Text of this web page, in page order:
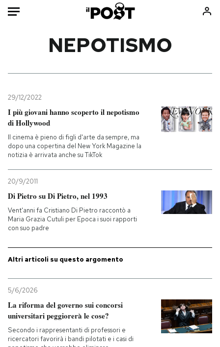
Mondo
Politica
Tecnologia
Internet
Scienza
Economia
Sport
Consumismi
Ok Boomer!
Mondiali calcio 2026
I MIEI PREFERITI
SHOP
NEPOTISMO
29/12/2022
I più giovani hanno scoperto il nepotismo
di Hollywood
Il cinema è pieno di figli d'arte da sempre, ma
dopo una copertina del New York Magazine la
notizia è arrivata anche su TikTok
20/9/2011
Di Pietro su Di Pietro, nel 1993
Vent'anni fa Cristiano Di Pietro raccontò a
Maria Grazia Cutuli per Epoca i suoi rapporti
con suo padre
Altri articoli su questo argomento
5/6/2026
La riforma del governo sui concorsi
universitari peggiorerà le cose?
Secondo i rappresentanti di professori e
ricercatori favorirà i bandi pilotati e i casi di